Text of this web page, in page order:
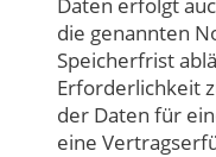
die genannten
Speicherfrist
Erforderlichkeit
der Daten für
eine